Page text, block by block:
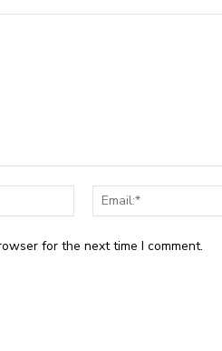
Name:*
for the next time I comment.